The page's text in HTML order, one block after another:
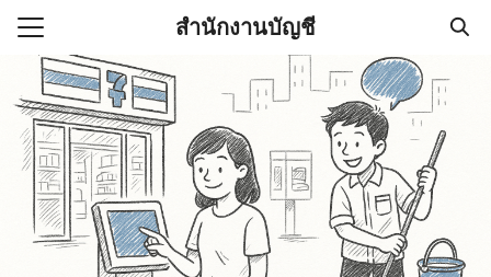
Skip
content
สำนักงานบัญชี
(ไม่มีชื่อ)
านบัญชี (Accounting
ช่วยสำคัญในการบริหาร
Search
for: